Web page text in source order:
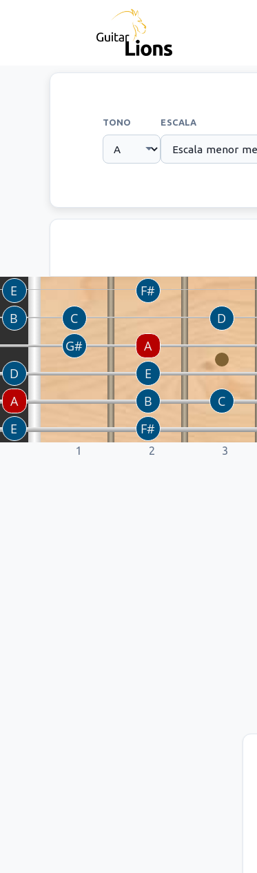
TONO ESCALA
1 2 3